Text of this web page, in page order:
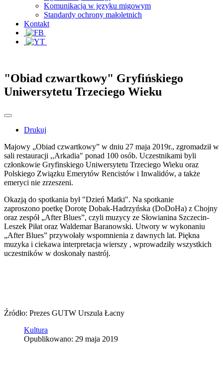
Komunikacja w języku migowym
Standardy ochrony małoletnich
Kontakt
"Obiad czwartkowy" Gryfińskiego
Uniwersytetu Trzeciego Wieku
Drukuj
Majowy „Obiad czwartkowy” w dniu 27 maja 2019r., zgromadził w
sali restauracji ,,Arkadia" ponad 100 osób. Uczestnikami byli
członkowie Gryfinskiego Uniwersytetu Trzeciego Wieku oraz
Polskiego Związku Emerytów Rencistów i Inwalidów, a także
emeryci nie zrzeszeni.
Okazją do spotkania był "Dzień Matki". Na spotkanie
zaproszono poetkę Dorotę Dobak-Hadrzyńska (DoDoHa) z Chojny
oraz zespół „After Blues”, czyli muzycy ze Słowianina Szczecin-
Leszek Piłat oraz Waldemar Baranowski. Utwory w wykonaniu
„After Blues” przywołały wspomnienia z dawnych lat. Piękna
muzyka i ciekawa interpretacja wierszy , wprowadziły wszystkich
uczestników w doskonały nastrój.
Źródło: Prezes GUTW Urszula Łacny
Kultura
Opublikowano: 29 maja 2019